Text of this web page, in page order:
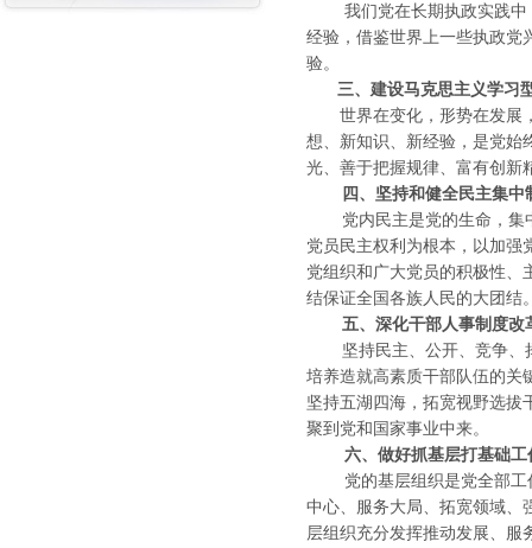
我们党在长期执政实践中，
经验，借鉴世界上一些执政党
验。
三、建设马克思主义学习
世界在变化，形势在发展，
想、新知识、新经验，是党始
光、善于把握规律、富有创新
四、坚持和健全民主集
党内民主是党的生命，集中
党员民主权利为根本，以加强
党组织和广大党员的积极性、
结保证全国各族人民的大团结
五、深化干部人事制度
坚持民主、公开、竞争、择
培养造就高素质干部队伍的关
坚持五湖四海，拓宽视野选拔
聚到党和国家事业中来。
六、做好抓基层打基础
党的基层组织是党全部工作
中心、服务大局、拓宽领域、
层组织充分发挥推动发展、